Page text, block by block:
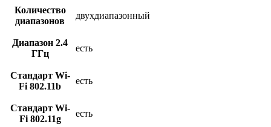
Количество
диапазонов
двухдиапазонный
Диапазон 2.4
ГГц
есть
Стандарт Wi-
Fi 802.11b
есть
Стандарт Wi-
Fi 802.11g
есть